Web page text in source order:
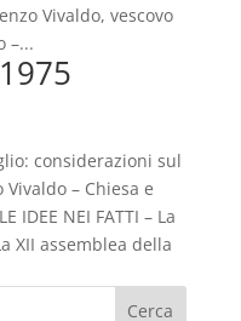
Vivaldo, vescovo
–...
considerazioni sul
– Chiesa e
IDEE NEI FATTI – La
XII assemblea della